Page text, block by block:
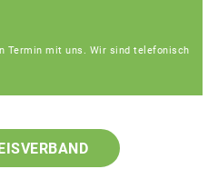
Termin mit uns. Wir sind telefonisch